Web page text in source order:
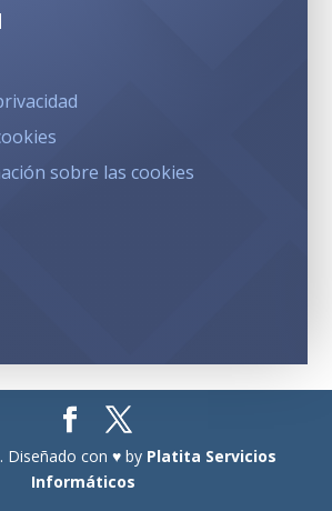
sobre las cookies
Diseñado con ♥ by Platita Servicios
Informáticos